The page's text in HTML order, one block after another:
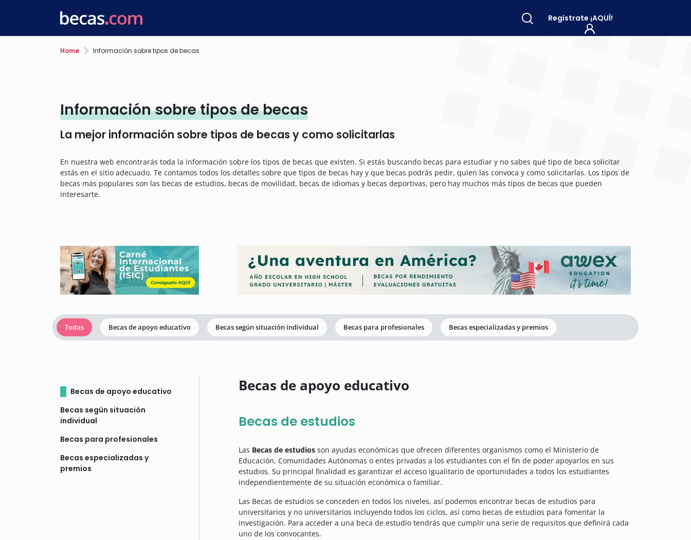
Regístrate ¡AQUÍ!
Home Información sobre tipos de becas
Información sobre tipos de becas
La mejor información sobre tipos de becas y como solicitarlas
En nuestra web encontrarás toda la información sobre los tipos de becas que existen. Si estás buscando becas para estudiar y no sabes qué tipo de beca solicitar
estás en el sitio adecuado. Te contamos todos los detalles sobre que tipos de becas hay y que becas podrás pedir, quien las convoca y como solicitarlas. Los tipos de
becas más populares son las becas de estudios, becas de movilidad, becas de idiomas y becas deportivas, pero hay muchos más tipos de becas que pueden
interesarte.
Todas Becas de apoyo educativo Becas según situación individual Becas para profesionales Becas especializadas y premios
Becas de apoyo educativo
Becas según situación
individual
Becas para profesionales
Becas especializadas y
premios
Becas de apoyo educativo
Becas de estudios
Las Becas de estudios son ayudas económicas que ofrecen diferentes organismos como el Ministerio de
Educación, Comunidades Autónomas o entes privadas a los estudiantes con el fin de poder apoyarlos en sus
estudios. Su principal finalidad es garantizar el acceso igualitario de oportunidades a todos los estudiantes
independientemente de su situación económica o familiar.
Las Becas de estudios se conceden en todos los niveles, así podemos encontrar becas de estudios para
universitarios y no universitarios incluyendo todos los ciclos, así como becas de estudios para fomentar la
investigación. Para acceder a una beca de estudio tendrás que cumplir una serie de requisitos que definirá cada
uno de los convocantes.